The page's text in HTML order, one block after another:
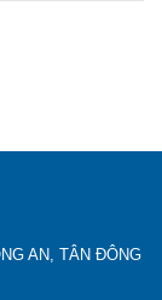
AN, TÂN ĐÔNG